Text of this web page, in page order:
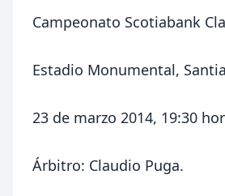
Campeonato Scotiabank
Estadio Monumental,
23 de marzo 2014, 19:30
Árbitro: Claudio Puga.